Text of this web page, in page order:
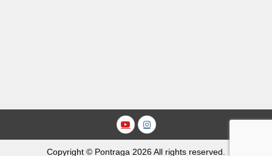
Youtube
Instagram
Copyright © Pontraga 2026 All rights reserved.